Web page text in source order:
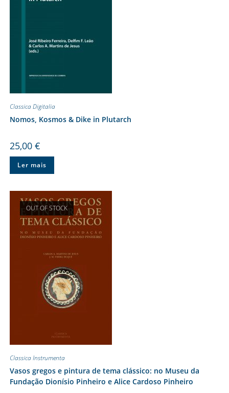
Classica Digitalia
Nomos, Kosmos & Dike in Plutarch
25,00 €
Ler mais
OUT OF STOCK
Classica Instrumenta
Vasos gregos e pintura de tema clássico: no Museu da
Fundação Dionísio Pinheiro e Alice Cardoso Pinheiro